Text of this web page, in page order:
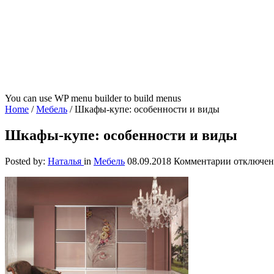
You can use WP menu builder to build menus
Home /Мебель /Шкафы-купе: особенности и виды
Шкафы-купе: особенности и виды
Posted by: Наталья in Мебель 08.09.2018 Комментарии к